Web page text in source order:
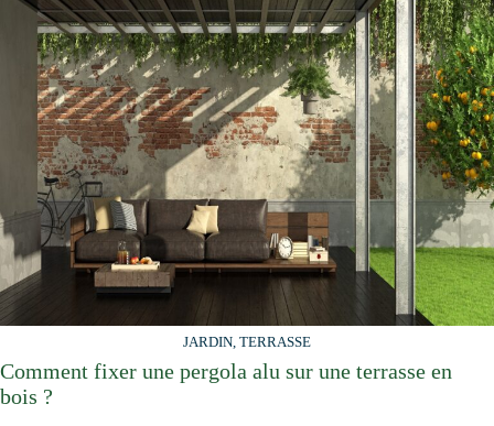
JARDIN, TERRASSE
Comment fixer une pergola alu sur une terrasse en
bois ?